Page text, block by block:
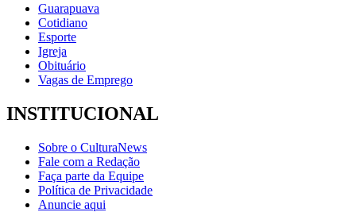
Guarapuava
Cotidiano
Esporte
Igreja
Obituário
Vagas de Emprego
INSTITUCIONAL
Sobre o CulturaNews
Fale com a Redação
Faça parte da Equipe
Política de Privacidade
Anuncie aqui